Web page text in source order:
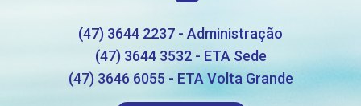
(47) 3644 2237 - Administração
(47) 3644 3532 - ETA Sede
(47) 3646 6055 - ETA Volta Grande